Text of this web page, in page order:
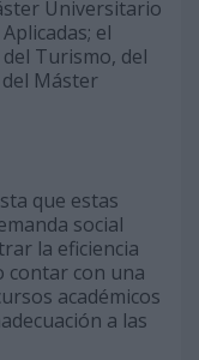
Universitario
el
Turismo, del
Máster
que estas
social
la eficiencia
contar con una
académicos
a las